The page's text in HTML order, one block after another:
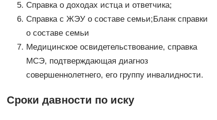
Справка о доходах истца и ответчика;
Справка с ЖЭУ о составе семьи;Бланк справки
о составе семьи
Медицинское освидетельствование, справка
МСЭ, подтверждающая диагноз
совершеннолетнего, его группу инвалидности.
Сроки давности по иску